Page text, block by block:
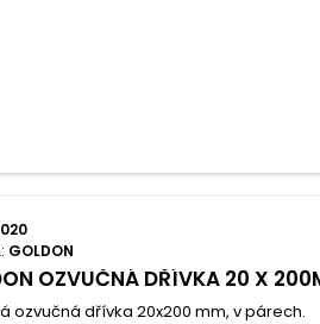
GOLDON
OZVUČNÁ DŘÍVKA 20 X
ozvučná dřívka 20x200 mm, v párech.